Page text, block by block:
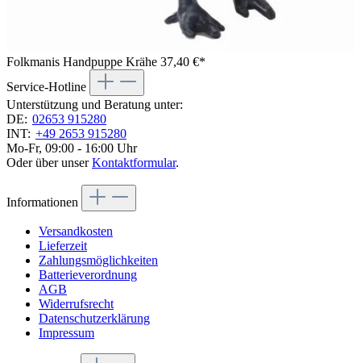
Folkmanis Handpuppe Krähe 37,40 €*
Service-Hotline
Unterstützung und Beratung unter:
DE: 02653 915280
INT: +49 2653 915280
Mo-Fr, 09:00 - 16:00 Uhr
Oder über unserKontaktformular.
Informationen
Versandkosten
Lieferzeit
Zahlungsmöglichkeiten
Batterieverordnung
AGB
Widerrufsrecht
Datenschutzerklärung
Impressum